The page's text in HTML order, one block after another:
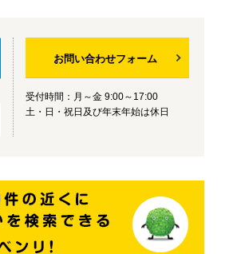
お問い合わせフォーム
受付時間：月～金 9:00～17:00
土・日・祝日及び年末年始は休日